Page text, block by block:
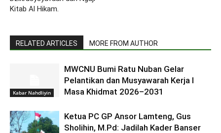
Kitab Al Hikam.
RELATED ARTICLES MORE FROM AUTHOR
Kabar Nahdliyin
MWCNU Bumi Ratu Nuban Gelar
Pelantikan dan Musyawarah Kerja I
Masa Khidmat 2026–2031
Ketua PC GP Ansor Lamteng, Gus
Sholihin, M.Pd: Jadilah Kader Banser